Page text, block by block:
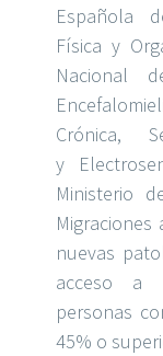
Española
Física y
Nacional
Crónica,
y Elec
Ministerio
nuevas
acceso a
personas
45% o